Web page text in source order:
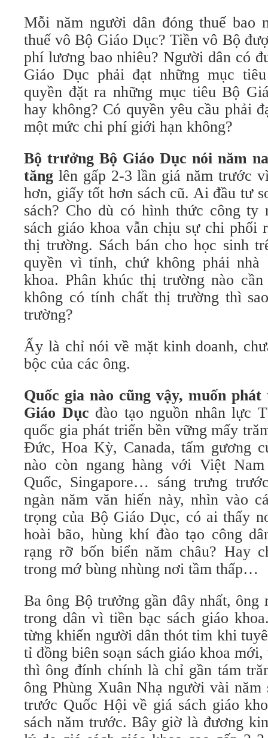
Mỗi năm người dân đóng thuế bao
thuế vô Bộ Giáo Dục? Tiền vô Bộ
phí lương bao nhiêu? Người dân có
Giáo Dục phải đạt những mục
quyền đặt ra những mục tiêu Bộ
hay không? Có quyền yêu cầu phải
một mức chi phí giới hạn không?
Bộ trưởng Bộ Giáo Dục nói năm
tăng lên gấp 2-3 lần giá năm trước
hơn, giấy tốt hơn sách cũ. Ai đầu tư
sách? Cho dù có hình thức công
sách giáo khoa vẫn chịu sự chi phối
thị trường. Sách bán cho học sinh
quyền vì tỉnh, chứ không phải nhà
khoa. Phân khúc thị trường nào
không có tính chất thị trường thì
trường?
Ấy là chỉ nói về mặt kinh doanh,
bộc của các ông.
Quốc gia nào cũng vậy, muốn
Giáo Dục đào tạo nguồn nhân lực
quốc gia phát triển bền vững mấy
Đức, Hoa Kỳ, Canada, tấm gương
nào còn ngang hàng với Việt
Quốc, Singapore… sáng trưng
ngàn năm văn hiến này, nhìn vào
trọng của Bộ Giáo Dục, có ai thấy
hoài bão, hùng khí đào tạo công
rạng rỡ bốn biển năm châu? Hay
trong mớ bùng nhùng nơi tầm thấp…
Ba ông Bộ trưởng gần đây nhất, ông
trong dân vì tiền bạc sách giáo
từng khiến người dân thót tim khi
tỉ đồng biên soạn sách giáo khoa
thì ông đính chính là chỉ gần tám
ông Phùng Xuân Nhạ người vài
trước Quốc Hội về giá sách giáo
sách năm trước. Bây giờ là đương